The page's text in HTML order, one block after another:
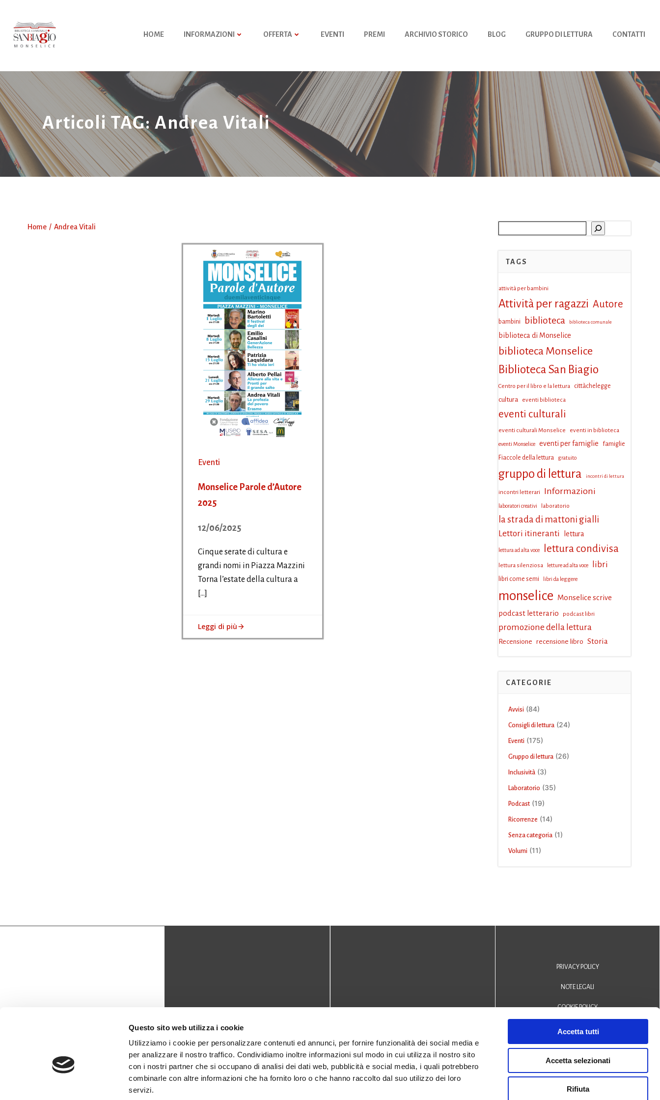
Questo sito web utilizza i cookie
Utilizziamo i cookie per personalizzare contenuti ed annunci, per fornire funzionalità dei social media e
per analizzare il nostro traffico. Condividiamo inoltre informazioni sul modo in cui utilizza il nostro sito
con i nostri partner che si occupano di analisi dei dati web, pubblicità e social media, i quali potrebbero
combinarle con altre informazioni che ha fornito loro o che hanno raccolto dal suo utilizzo dei loro
servizi.
Accetta tutti
Accetta selezionati
Rifiuta
contenuto
HOME INFORMAZIONI OFFERTA EVENTI PREMI ARCHIVIO STORICO BLOG GRUPPO DI LETTURA CONTATTI
Articoli TAG: Andrea Vitali
Home Andrea Vitali
Eventi
Monselice Parole d’Autore
2025
12/06/2025
Cinque serate di cultura e
grandi nomi in Piazza Mazzini
Torna l’estate della cultura a
[…]
Leggi di più
TAGS
attività per bambini
Attività per ragazzi Autore
bambini biblioteca biblioteca comunale
biblioteca di Monselice
biblioteca Monselice
Biblioteca San Biagio
Centro per il libro e la lettura cittàchelegge
cultura eventi biblioteca
eventi culturali
eventi culturali Monselice eventi in biblioteca
eventi Monselice eventi per famiglie
famiglie
Fiaccole della lettura
gratuito
gruppo di lettura incontri di lettura
incontri letterari Informazioni
laboratori creativi laboratorio
la strada di mattoni gialli
Lettori itineranti lettura
lettura ad alta voce lettura condivisa
lettura silenziosa letture ad alta voce libri
libri come semi libri da leggere
monselice Monselice scrive
podcast letterario
podcast libri
promozione della lettura
Recensione recensione libro Storia
CATEGORIE
Avvisi (84)
Consigli di lettura(24)
Eventi (175)
Gruppo di lettura(26)
Inclusività(3)
Laboratorio (35)
Podcast(19)
Ricorrenze (14)
Senza categoria(1)
Volumi (11)
biblioteca@comune.monselice.padova.it
0429 - 1905714
Via San Biagio,10
35043 Monselice (PD)
PRIVACY POLICY
NOTE LEGALI
COOKIE POLICY
DICHIARAZIONE DI ACCESSIBILITÀ
© 2024 Biblioteca Comunale
San Biagio Monselice -